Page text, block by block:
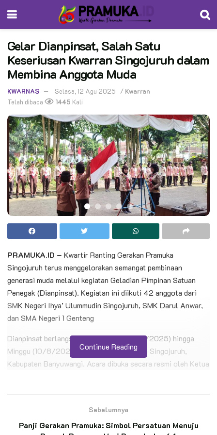
Gelar Dianpinsat, Salah Satu
Keseriusan Kwarran Singojuruh dalam
Membina Anggota Muda
KWARNAS Selasa, 12 Agu 2025 / Kwarran
Telah dibaca
1445 Kali
PRAMUKA.ID – Kwartir Ranting Gerakan Pramuka
Singojuruh terus menggelorakan semangat pembinaan
generasi muda melalui kegiatan Geladian Pimpinan Satuan
Penegak (Dianpinsat). Kegiatan ini diikuti 42 anggota dari
SMK Negeri Ihya’ Ulummudin Singojuruh, SMK Darul Anwar,
dan SMA Negeri 1 Genteng
Dianpinsat berlangsung sejak Jumat (8/8/2025) hingga
Minggu (10/8/2025) di Kantor Kecamatan Singojuruh,
Kabupaten Banyuwangi. Acara dibuka secara resmi oleh Ketua
Continue Reading
Sebelumnya
Panji Gerakan Pramuka: Simbol Persatuan Menuju